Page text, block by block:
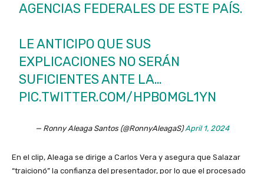
AGENCIAS FEDERALES DE ESTE PAÍS.
LE ANTICIPO QUE SUS
EXPLICACIONES NO SERÁN
SUFICIENTES ANTE LA…
PIC.TWITTER.COM/HPB0MGL1YN
— Ronny Aleaga Santos (@RonnyAleagaS)April 1, 2024
En el clip, Aleaga se dirige a Carlos Vera y asegura que Salazar
“traicionó” la confianza del presentador, por lo que el procesado